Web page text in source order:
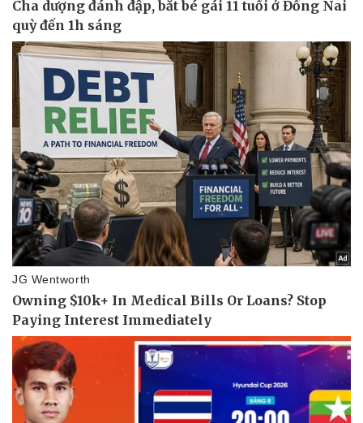
Doanh nghiệp
Thông tin doanh nghiệp
Doanh nghiệp 24h
Doanh nhân
Công nghệ
Sành điệu
Tin Công nghệ
Trải nghiệm